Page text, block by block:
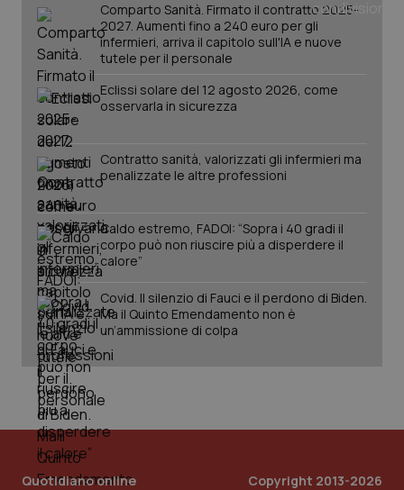
Comparto Sanità. Firmato il contratto 2025-
2027. Aumenti fino a 240 euro per gli
infermieri, arriva il capitolo sull'IA e nuove
tutele per il personale
Eclissi solare del 12 agosto 2026, come
osservarla in sicurezza
Contratto sanità, valorizzati gli infermieri ma
penalizzate le altre professioni
Caldo estremo, FADOI: “Sopra i 40 gradi il
corpo può non riuscire più a disperdere il
calore”
Covid. Il silenzio di Fauci e il perdono di Biden.
Ma il Quinto Emendamento non è
un’ammissione di colpa
Quotidiano online
Copyright 2013-2026
PHPSESSID
PHP.net
www.quotidianosanita.it